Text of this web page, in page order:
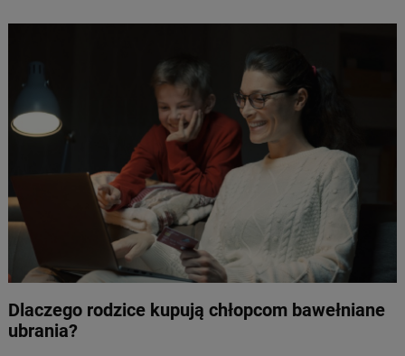
Dlaczego rodzice kupują chłopcom bawełniane
ubrania?